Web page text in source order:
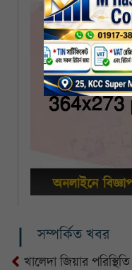
সম্পর্কিত খবর